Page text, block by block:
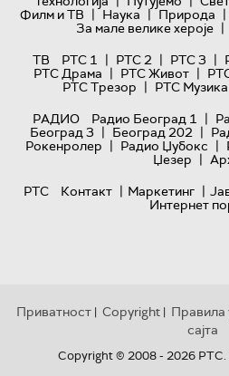
Филм и ТВ | Наука | Природа |
За мале велике хероје |
ТВ
РТС 1 | РТС 2 | РТС 3 |
РТС Драма | РТС Живот |
РТС Трезор | РТС Музика
РАДИО
Радио Београд 1 |
Београд 3 | Београд 202 |
Рокенролер | Радио Џубокс |
Џезер |
РТС
Контакт | Маркетинг |
Интернет
Приватност | Copyright | Правила
сајта
Copyright © 2008 - 2026 РТС.